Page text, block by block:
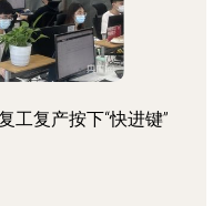
工复产按下“快进键”